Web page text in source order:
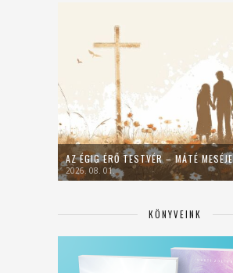
AZ ÉGIG ÉRŐ TESTVÉR – MÁTÉ MESÉJE
2026. 08. 01.
KÖNYVEINK